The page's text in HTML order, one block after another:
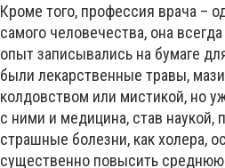
Кроме того, профессия врача –
самого человечества, она
опыт записывались на бумаге
были лекарственные травы,
колдовством или мистикой, но
с ними и медицина, став наукой,
страшные болезни, как холера,
существенно повысить среднюю